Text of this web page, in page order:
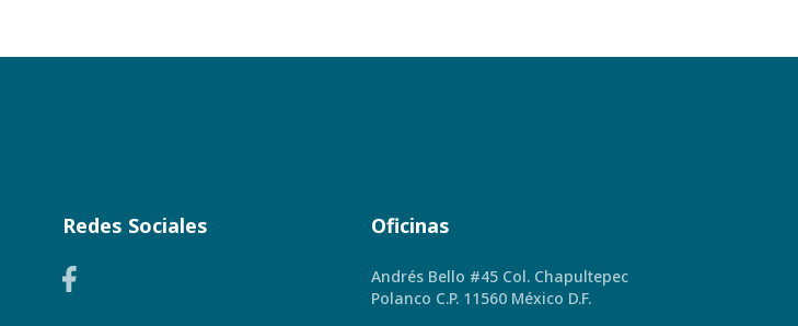
Redes Sociales Oficinas
Andrés Bello #45 Col. Chapultepec
Polanco C.P. 11560 México D.F.